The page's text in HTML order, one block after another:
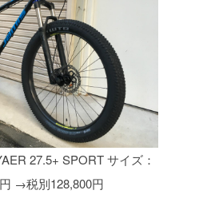
27.5+ SPORT サイズ：
→税別128,800円